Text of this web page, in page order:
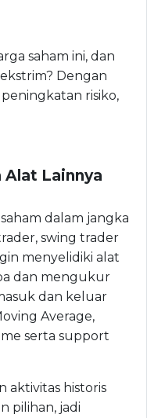
saham ini, dan
Dengan
risiko,
Alat Lainnya
dalam jangka
swing trader
menyelidiki alat
dan mengukur
dan keluar
Average,
serta support
aktivitas historis
pilihan, jadi